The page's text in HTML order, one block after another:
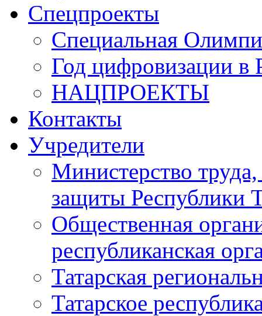
Спецпроекты
Специальная
Год цифровизации в
НАЦПРОЕКТЫ
Контакты
Учредители
Министерство
защиты Республики
Общественная
республиканская
Татарская
Татарское